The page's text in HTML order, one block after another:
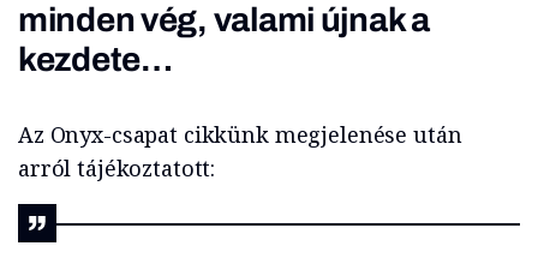
minden vég, valami újnak a
kezdete…
Az Onyx-csapat cikkünk megjelenése után
arról tájékoztatott: